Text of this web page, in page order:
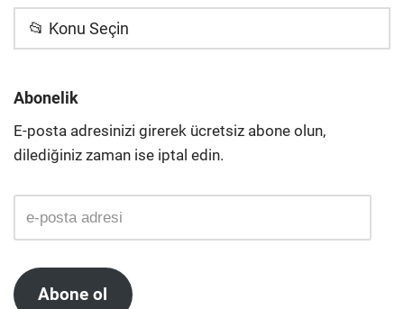
📂 Konu Seçin
Abonelik
E-posta adresinizi girerek ücretsiz abone olun,
dilediğiniz zaman ise iptal edin.
Abone ol